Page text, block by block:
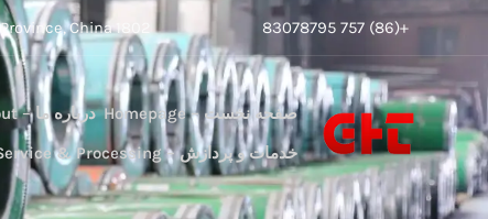
پرش
محتوا
+(86) 757 83078795
1802 World Expo Financial Center, 23 Dawn Road,Chancheng District, Foshan City, Guangdong Province, China
صفحه نخست – Homepage درباره ما – About
خدمات و پردازش – Service & Processing